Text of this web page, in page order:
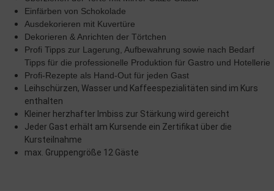
Einfärben von Schokolade
Ausdekorieren mit Kuvertüre
Dekorieren & Anrichten der Törtchen
Profi Tipps zur Lagerung, Aufbewahrung sowie nach Bedarf
Tipps für die professionelle Produktion für Gastro und Hotellerie
Profi-Rezepte als Hand-Out für jeden Gast
Leihschürzen, Wasser und Kaffeespezialitäten sind im Kurs
enthalten
Kleiner herzhafter Imbiss zur Stärkung wird gereicht
Jeder Gast erhält am Kursende ein Zertifikat über die
Kursteilnahme
max. Gruppengröße 12 Gäste